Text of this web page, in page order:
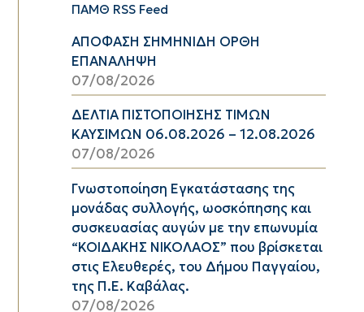
ΠΑΜΘ RSS Feed
ΑΠΟΦΑΣΗ ΣΗΜΗΝΙΔΗ ΟΡΘΗ
ΕΠΑΝΑΛΗΨΗ
07/08/2026
ΔΕΛΤΙΑ ΠΙΣΤΟΠΟΙΗΣΗΣ ΤΙΜΩΝ
ΚΑΥΣΙΜΩΝ 06.08.2026 – 12.08.2026
07/08/2026
Γνωστοποίηση Εγκατάστασης της
μονάδας συλλογής, ωοσκόπησης και
συσκευασίας αυγών με την επωνυμία
“ΚΟΙΔΑΚΗΣ ΝΙΚΟΛΑΟΣ” που βρίσκεται
στις Ελευθερές, του Δήμου Παγγαίου,
της Π.Ε. Καβάλας.
07/08/2026